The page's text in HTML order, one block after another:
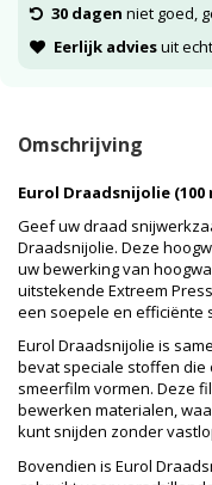
30 dagen niet goed,
Eerlijk adviesuit
Omschrijving
Eurol Draadsnijolie (100
Geef uw draad
Draadsnijolie. Deze
uw bewerking van
uitstekende Extreem
een soepele en efficiënte
Eurol Draadsnijolie is
bevat speciale stoffen die
smeerfilm vormen. Deze
bewerken materialen,
kunt snijden zonder
Bovendien is Eurol